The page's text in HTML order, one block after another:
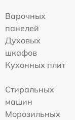
Варочных
панелей
Духовых
шкафов
Кухонных плит
Стиральных
машин
Морозильных